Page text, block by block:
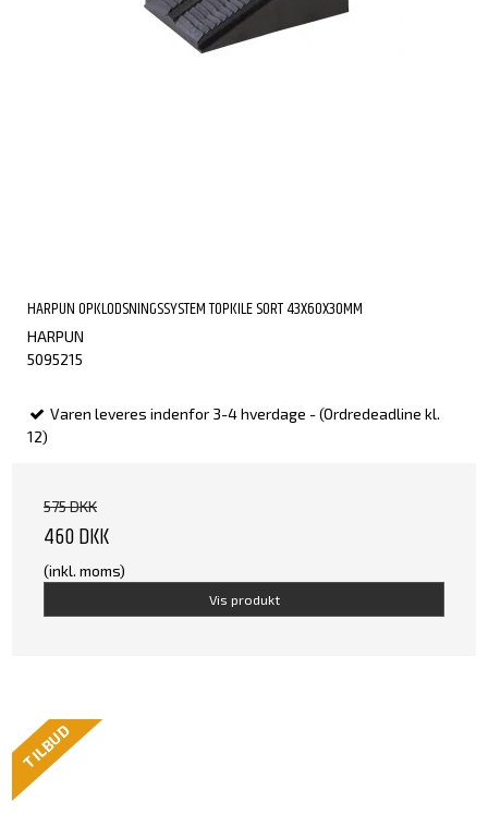
HARPUN OPKLODSNINGSSYSTEM TOPKILE SORT 43X60X30MM
HARPUN
5095215
Varen leveres indenfor 3-4 hverdage - (Ordredeadline kl.
12)
575 DKK
460 DKK
(inkl. moms)
Vis produkt
TILBUD